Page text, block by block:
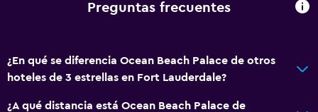
Comedor
Preguntas frecuentes
¿En qué se diferencia Ocean Beach Palace de otros
hoteles de 3 estrellas en Fort Lauderdale?
¿A qué distancia está Ocean Beach Palace de